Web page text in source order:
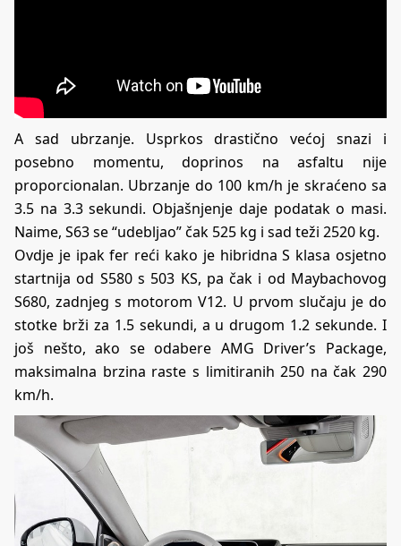
A sad ubrzanje. Usprkos drastično većoj snazi i
posebno momentu, doprinos na asfaltu nije
proporcionalan. Ubrzanje do 100 km/h je skraćeno sa
3.5 na 3.3 sekundi. Objašnjenje daje podatak o masi.
Naime, S63 se “udebljao” čak 525 kg i sad teži 2520 kg.
Ovdje je ipak fer reći kako je hibridna S klasa osjetno
startnija od S580 s 503 KS, pa čak i od Maybachovog
S680, zadnjeg s motorom V12. U prvom slučaju je do
stotke brži za 1.5 sekundi, a u drugom 1.2 sekunde. I
još nešto, ako se odabere AMG Driver’s Package,
maksimalna brzina raste s limitiranih 250 na čak 290
km/h.